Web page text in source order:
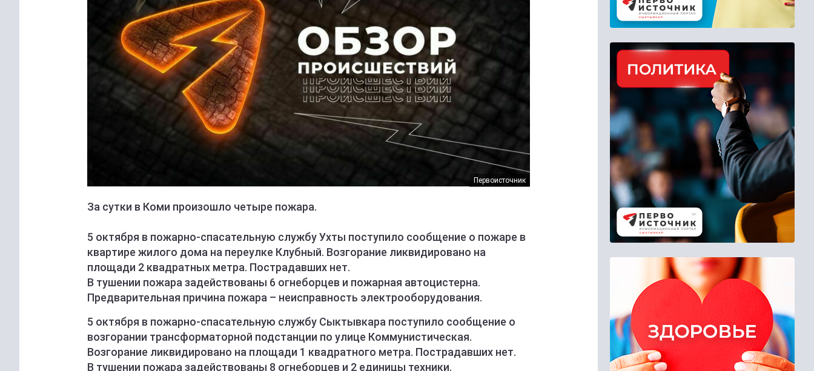
Первоисточник
За сутки в Коми произошло четыре пожара.
5 октября в пожарно-спасательную службу Ухты поступило сообщение о пожаре в
квартире жилого дома на переулке Клубный. Возгорание ликвидировано на
площади 2 квадратных метра. Пострадавших нет.
В тушении пожара задействованы 6 огнеборцев и пожарная автоцистерна.
Предварительная причина пожара – неисправность электрооборудования.
5 октября в пожарно-спасательную службу Сыктывкара поступило сообщение о
возгорании трансформаторной подстанции по улице Коммунистическая.
Возгорание ликвидировано на площади 1 квадратного метра. Пострадавших нет.
В тушении пожара задействованы 8 огнеборцев и 2 единицы техники.